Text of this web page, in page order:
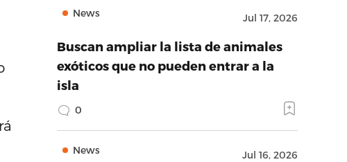
News Jul 17, 2026
Buscan ampliar la lista de animales
exóticos que no pueden entrar a la
isla
0
News Jul 16, 2026